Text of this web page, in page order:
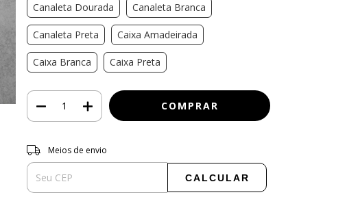
Canaleta Dourada Canaleta Branca
Canaleta Preta Caixa Amadeirada
Caixa Branca Caixa Preta
Entregas para o CEP:
Meios de envio
CALCULAR